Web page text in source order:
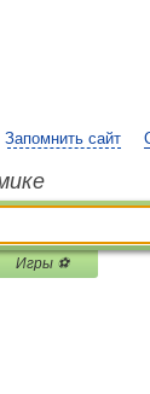
Запомнить сайт
Игры ⚽